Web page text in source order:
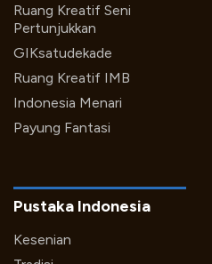
Ruang Kreatif Seni
Pertunjukkan
GIKsatudekade
Ruang Kreatif IMB
Indonesia Menari
Payung Fantasi
Pustaka Indonesia
Kesenian